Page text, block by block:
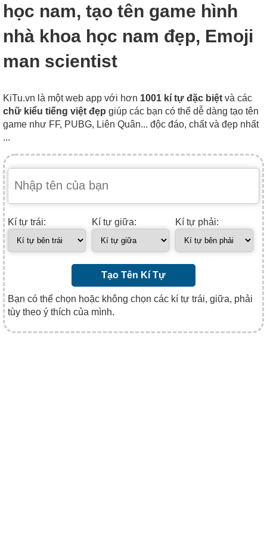
học nam, tạo tên game hình
nhà khoa học nam đẹp, Emoji
man scientist
KiTu.vn là một web app với hơn 1001 kí tự đặc biệt và các
chữ kiểu tiếng việt đẹp giúp các bạn có thể dễ dàng tạo tên
game như FF, PUBG, Liên Quân... độc đáo, chất và đẹp nhất
...
Kí tự trái: Kí tự giữa: Kí tự phải:
Tạo Tên Kí Tự
Bạn có thể chọn hoặc không chọn các kí tự trái, giữa, phải
tùy theo ý thích của mình.